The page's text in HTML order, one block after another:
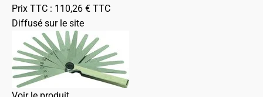
Prix TTC : 110,26 € TTC
Diffusé sur le site